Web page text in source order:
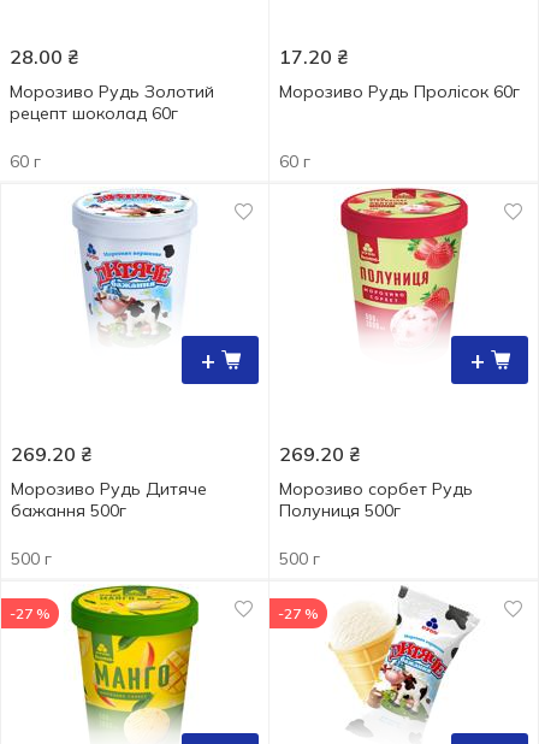
28.00 ₴
Морозиво Рудь Золотий
рецепт шоколад 60г
60 г
17.20 ₴
Морозиво Рудь Пролісок 60г
60 г
+
269.20 ₴
Морозиво Рудь Дитяче
бажання 500г
500 г
+
269.20 ₴
Морозиво сорбет Рудь
Полуниця 500г
500 г
-27 % -27 %